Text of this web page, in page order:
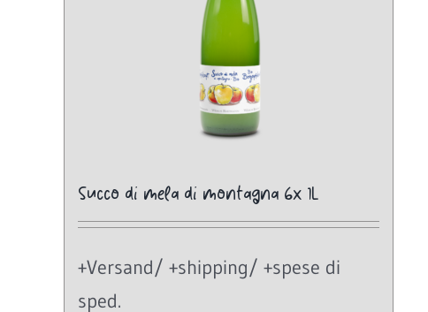
Succo di mela di montagna 6x 1L
+Versand/ +shipping/ +spese di
sped.